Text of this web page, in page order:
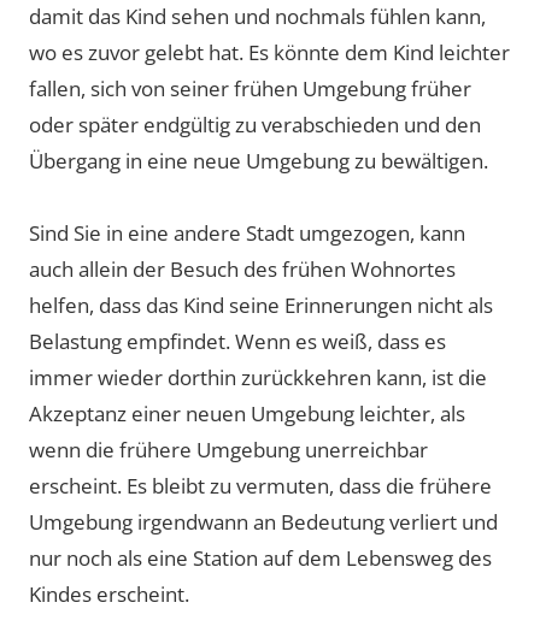
damit das Kind sehen und nochmals fühlen kann,
wo es zuvor gelebt hat. Es könnte dem Kind leichter
fallen, sich von seiner frühen Umgebung früher
oder später endgültig zu verabschieden und den
Übergang in eine neue Umgebung zu bewältigen.
Sind Sie in eine andere Stadt umgezogen, kann
auch allein der Besuch des frühen Wohnortes
helfen, dass das Kind seine Erinnerungen nicht als
Belastung empfindet. Wenn es weiß, dass es
immer wieder dorthin zurückkehren kann, ist die
Akzeptanz einer neuen Umgebung leichter, als
wenn die frühere Umgebung unerreichbar
erscheint. Es bleibt zu vermuten, dass die frühere
Umgebung irgendwann an Bedeutung verliert und
nur noch als eine Station auf dem Lebensweg des
Kindes erscheint.